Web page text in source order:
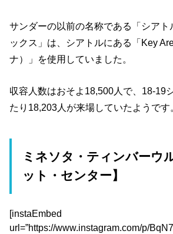
サンダーの以前の名称である「シアト
ックス」は、シアトルにある「Key
ナ）」を使用していました。
収容人数はおそよ18,500人で、18-19
たり18,203人が来場していたようです
ミネソタ・ティンバーウ
ット・センター】
[instaEmbed
url=”https://www.instagram.com/p/